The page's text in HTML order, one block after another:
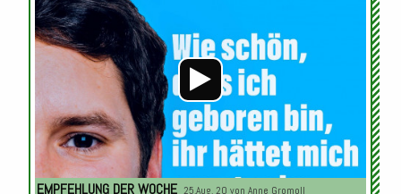
Player
EMPFEHLUNG DER WOCHE 25.Aug. 20 von Anne Gromoll